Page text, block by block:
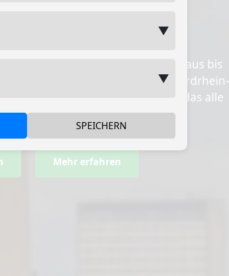
aller Art – vom Einfamilienhaus bis
komplette Sanierungen in Nordrhein-
ein Rundum-sorglos-Paket, das alle
vereint.
Mehr erfahren
▼
▼
SPEICHERN